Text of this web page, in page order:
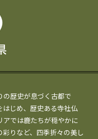
歴史が息づく古都で
じめ、歴史ある寺社仏
では鹿たちが穏やかに
りなど、四季折々の美し